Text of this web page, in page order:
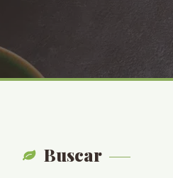
Buscar